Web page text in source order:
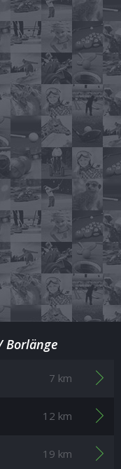
Borlänge
7 km
12 km
19 km